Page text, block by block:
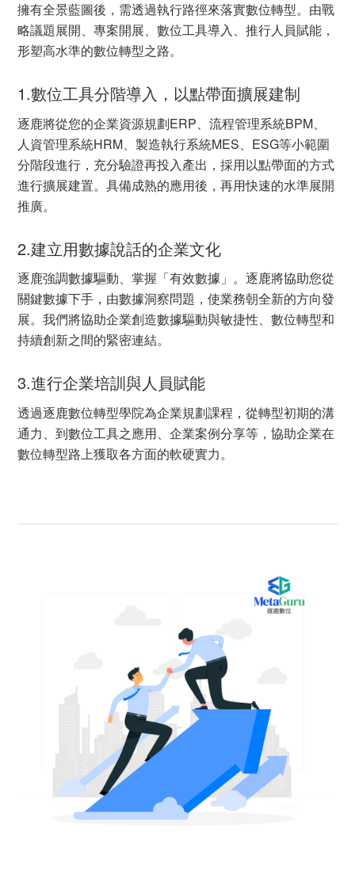
擁有全景藍圖後，需透過執行路徑來落實數位轉型。由戰
略議題展開、專案開展、數位工具導入、推行人員賦能，
形塑高水準的數位轉型之路。
1.數位工具分階導入，以點帶面擴展建制
逐鹿將從您的企業資源規劃ERP、流程管理系統BPM、
人資管理系統HRM、製造執行系統MES、ESG等小範圍
分階段進行，充分驗證再投入產出，採用以點帶面的方式
進行擴展建置。具備成熟的應用後，再用快速的水準展開
推廣。
2.建立用數據說話的企業文化
逐鹿強調數據驅動、掌握「有效數據」。逐鹿將協助您從
關鍵數據下手，由數據洞察問題，使業務朝全新的方向發
展。我們將協助企業創造數據驅動與敏捷性、數位轉型和
持續創新之間的緊密連結。
3.進行企業培訓與人員賦能
透過逐鹿數位轉型學院為企業規劃課程，從轉型初期的溝
通力、到數位工具之應用、企業案例分享等，協助企業在
數位轉型路上獲取各方面的軟硬實力。